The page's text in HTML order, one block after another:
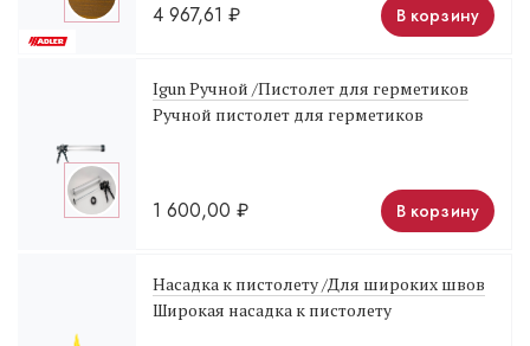
4 967,61 ₽ В корзину
Igun Ручной /Пистолет для герметиков
Ручной пистолет для герметиков
1 600,00 ₽ В корзину
Насадка к пистолету /Для широких швов
Широкая насадка к пистолету